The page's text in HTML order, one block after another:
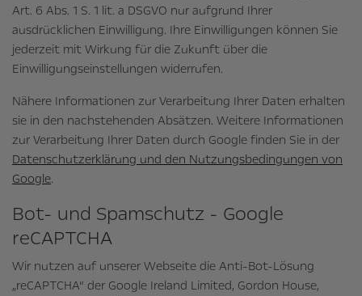
Art. 6 Abs. 1 S. 1 lit. a DSGVO nur aufgrund Ihrer
ausdrücklichen Einwilligung. Ihre Einwilligungen können Sie
jederzeit mit Wirkung für die Zukunft über die
Einwilligungseinstellungen widerrufen.
Nähere Informationen zur Verarbeitung Ihrer Daten erhalten
sie in den nachstehenden Absätzen. Weitere Informationen
zur Verarbeitung Ihrer Daten durch Google finden Sie in der
Datenschutzerklärung und den Nutzungsbedingungen von
Google.
Bot- und Spamschutz - Google
reCAPTCHA
Wir nutzen auf unserer Webseite die Anti-Bot-Lösung
„reCAPTCHA“ der Google Ireland Limited, Gordon House,